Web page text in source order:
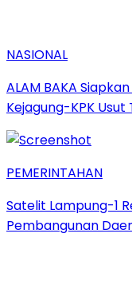
NASIONAL
ALAM BAKA
Kejagung-KPK
PEMERINTAHAN
Satelit Lampung-1
Pembangunan